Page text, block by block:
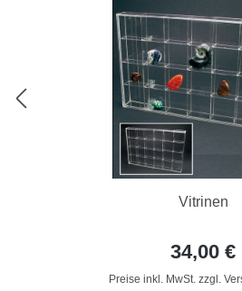
Vitrinen
34,00 €
Preise inkl. MwSt. zzgl.